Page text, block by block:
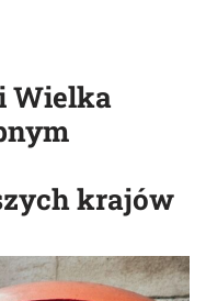
Wielka
krajów